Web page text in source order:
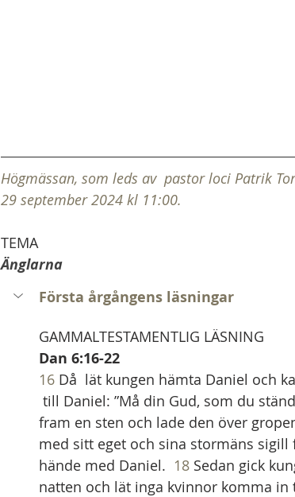
Högmässan, som leds av  pastor loci Patrik
29 september 2024 kl 11:00.
TEMA
Änglarna
Första årgångens läsningar
GAMMALTESTAMENTLIG LÄSNING
Dan 6:16-22
16 Då  lät kungen hämta Daniel och
till Daniel: ”Må din Gud, som du
fram en sten och lade den över
med sitt eget och sina stormäns
hände med Daniel. 18 Sedan gick
natten och lät inga kvinnor komma